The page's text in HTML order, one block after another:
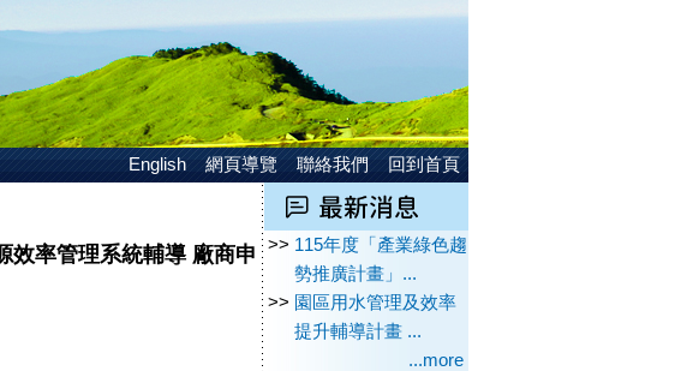
English 網頁導覽 聯絡我們 回到首頁
效率管理系統輔導 廠商申
>> 115年度「產業綠色趨
勢推廣計畫」...
>> 園區用水管理及效率
提升輔導計畫 ...
...more